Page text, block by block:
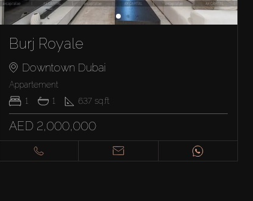
Burj Royale
Downtown Dubai
Appartement
1
1 637 sq.ft
AED 2,000,000